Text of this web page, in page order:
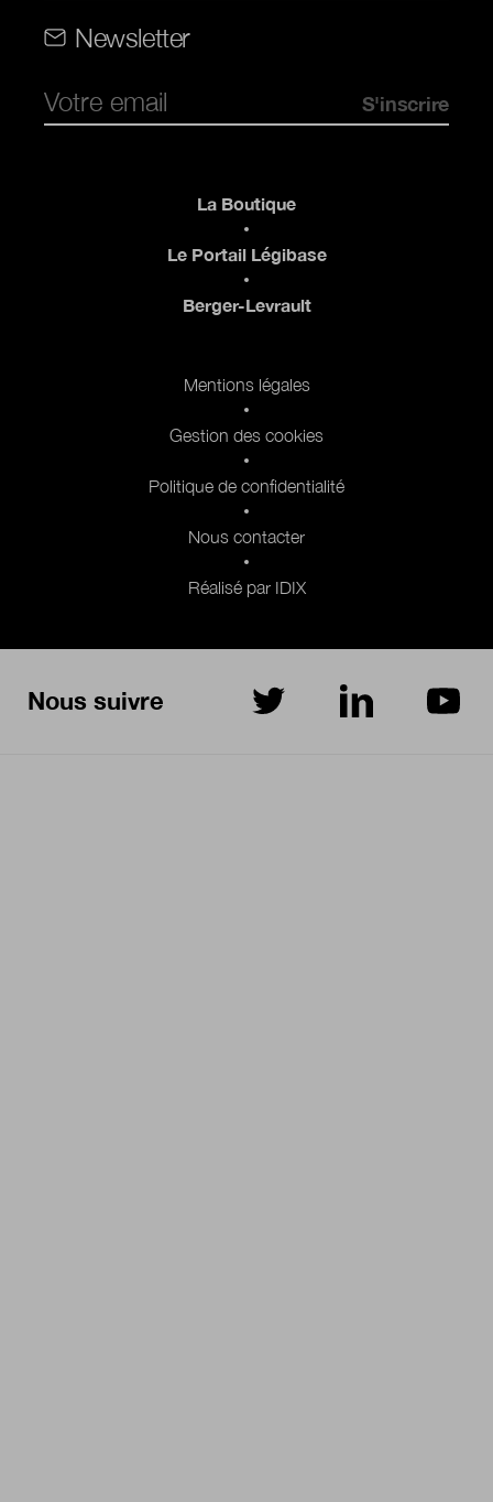
Newsletter
Nous suivre sur Twitter sur LinkedInsur
La Boutique
Le Portail Légibase
Berger-Levrault
Mentions légales
Gestion des cookies
Politique de confidentialité
Nous contacter
Réalisé par IDIX